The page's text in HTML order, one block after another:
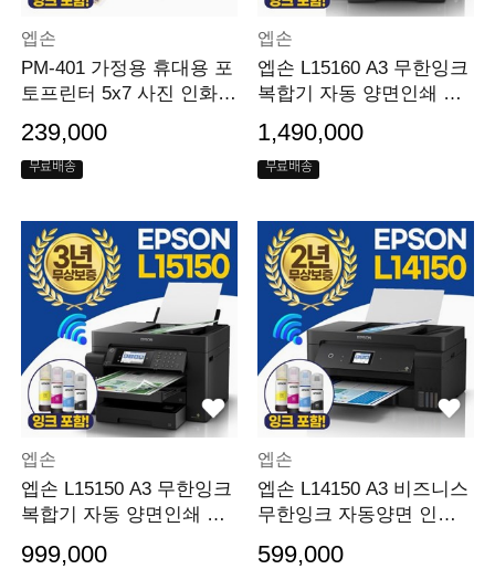
엡손
PM-401 가정용 휴대용 포
토프린터 5x7 사진 인화 w
ifi지원 잉크포함
239,000
무료배송
엡손
엡손 L15160 A3 무한잉크
복합기 자동 양면인쇄 양
면 복사 스캔 팩스
1,490,000
무료배송
엡손
엡손 L15150 A3 무한잉크
복합기 자동 양면인쇄 양
999,000
엡손
엡손 L14150 A3 비즈니스
무한잉크 자동양면 인쇄
599,000